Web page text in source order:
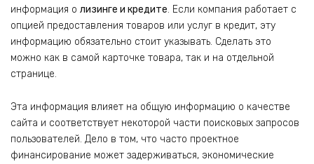
информация о лизинге и кредите. Если компания работает с
опцией предоставления товаров или услуг в кредит, эту
информацию обязательно стоит указывать. Сделать это
можно как в самой карточке товара, так и на отдельной
странице.
Эта информация влияет на общую информацию о качестве
сайта и соответствует некоторой части поисковых запросов
пользователей. Дело в том, что часто проектное
финансирование может задерживаться, экономические